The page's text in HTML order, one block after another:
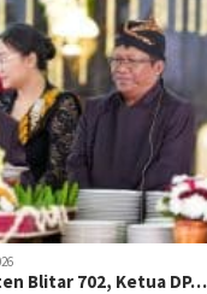
Blitar 702, Ketua DP…